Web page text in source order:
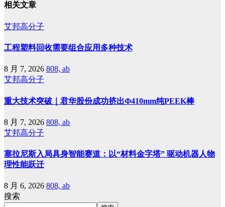
相关文章
艾邦高分子
工程塑料回收需要组合应用多种技术
8 月 7, 2026 808, ab
艾邦高分子
重大技术突破｜君华股份成功挤出Φ410mm纯PEEK棒
8 月 7, 2026 808, ab
艾邦高分子
塞拉尼斯入局具身智能赛道：以“材料金字塔” 驱动机器人物
理性能跃迁
8 月 6, 2026 808, ab
搜索